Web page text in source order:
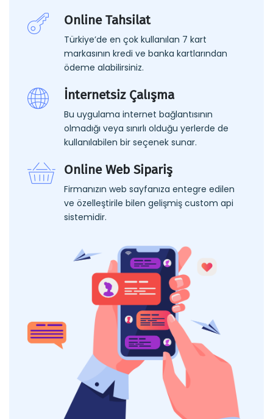
Online Tahsilat
Türkiye’de en çok kullanılan 7 kart
markasının kredi ve banka kartlarından
ödeme alabilirsiniz.
İnternetsiz Çalışma
Bu uygulama internet bağlantısının
olmadığı veya sınırlı olduğu yerlerde de
kullanılabilen bir seçenek sunar.
Online Web Sipariş
Firmanızın web sayfanıza entegre edilen
ve özelleştirile bilen gelişmiş custom api
sistemidir.